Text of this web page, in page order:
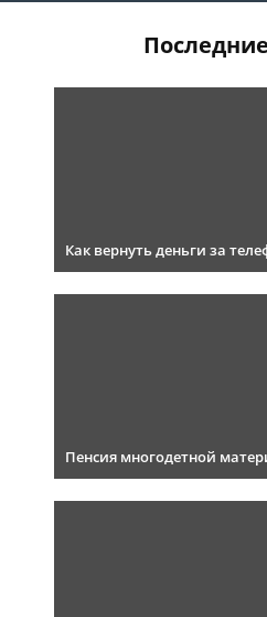
Как вернуть деньги за
Пенсия многодетной